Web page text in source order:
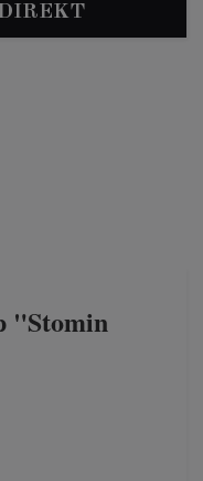
"Stomin